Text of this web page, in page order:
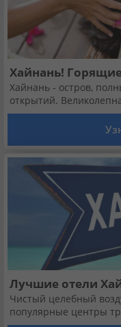
Валюта: KZT
Язык: Русский
Установи наше
Загрузить приложение из
Хайнань!
Хайнань - остров,
открытий.
Лучшие отели
Чистый целебный
популярные центры